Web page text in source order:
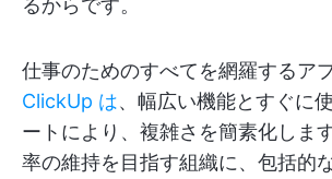
るからです。
仕事のためのすべてを網羅するア
ClickUp は、幅広い機能とすぐに
ートにより、複雑さを簡素化しま
率の維持を目指す組織に、包括的